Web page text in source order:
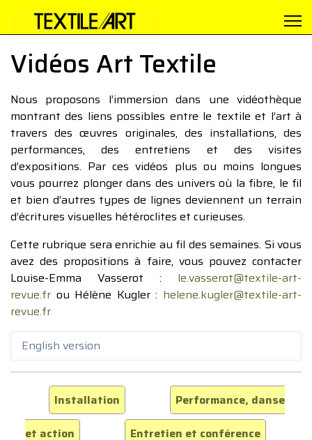
Vidéos Art Textile
Nous proposons l’immersion dans une vidéothèque
montrant des liens possibles entre le textile et l’art à
travers des œuvres originales, des installations, des
performances, des entretiens et des visites
d’expositions. Par ces vidéos plus ou moins longues
vous pourrez plonger dans des univers où la fibre, le fil
et bien d’autres types de lignes deviennent un terrain
d’écritures visuelles hétéroclites et curieuses.
Cette rubrique sera enrichie au fil des semaines. Si vous
avez des propositions à faire, vous pouvez contacter
Louise-Emma Vasserot : le.vasserot@textile-art-
revue.fr ou Hélène Kugler : helene.kugler@textile-art-
revue.fr
English version
Installation
Performance, danse
et action
Entretien et conférence